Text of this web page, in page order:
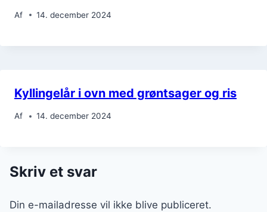
Af 14. december 2024
Kyllingelår i ovn med grøntsager og ris
Af 14. december 2024
Skriv et svar
Din e-mailadresse vil ikke blive publiceret.